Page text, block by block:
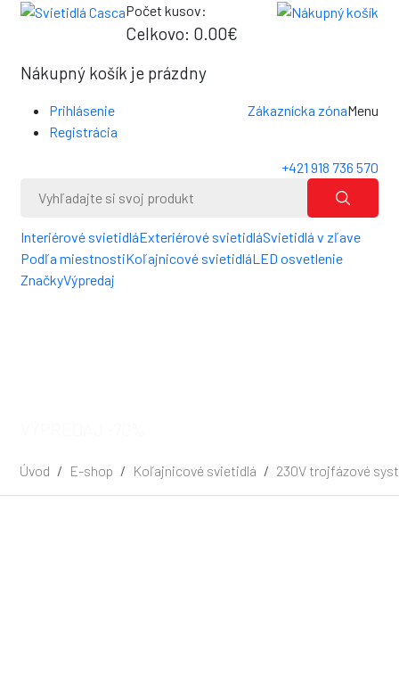
Počet kusov:
Celkovo: 0.00€
Nákupný košík je prázdny
Menu
Zákaznícka zóna
Prihlásenie
Registrácia
+421 918 736 570
Interiérové svietidláExteriérové svietidláSvietidlá v zľave
Podľa miestnostiKoľajnicové svietidláLED osvetlenie
ZnačkyVýpredaj
Úvod E-shop Koľajnicové svietidlá 230V trojfázové